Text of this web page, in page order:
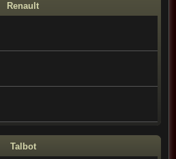
Renault
Talbot